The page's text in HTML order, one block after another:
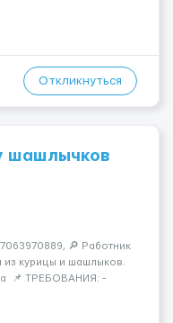
Откликнуться
шашлычков
🔎 Работник
из курицы и шашлыков.
📌 ТРЕБОВАНИЯ: -
выходные плавающие